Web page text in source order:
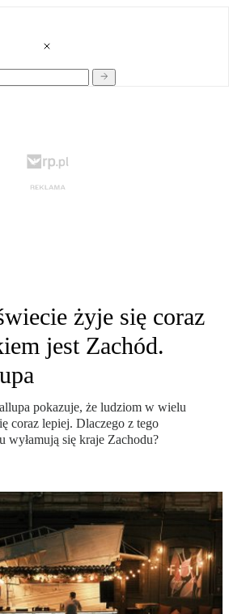
żyje się coraz
jest Zachód.
pokazuje, że ludziom w wielu
coraz lepiej. Dlaczego z tego
wyłamują się kraje Zachodu?